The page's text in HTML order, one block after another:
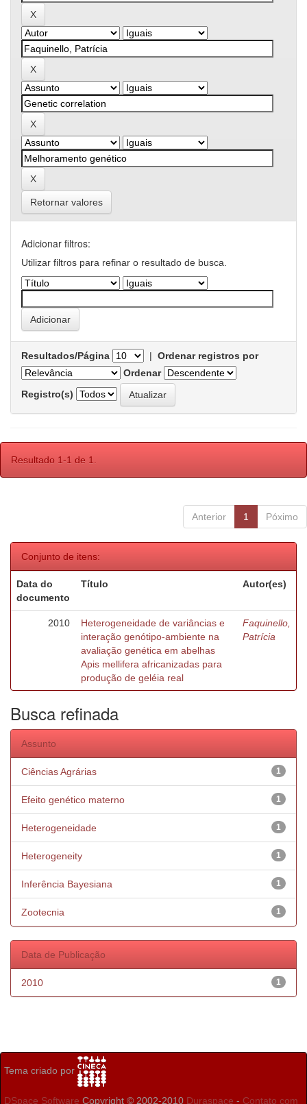
Retornar valores
Adicionar filtros:
Utilizar filtros para refinar o resultado de busca.
Resultados/Página | Ordenar registros por
Ordenar
Registro(s)
Resultado 1-1 de 1.
Anterior 1 Póximo
Conjunto de itens:
Data do
documento
Título Autor(es)
2010
Heterogeneidade de variâncias e
interação genótipo-ambiente na
avaliação genética em abelhas
Apis mellifera africanizadas para
produção de geléia real
Faquinello,
Patrícia
Busca refinada
Assunto
1
Ciências Agrárias
1
Efeito genético materno
1
Heterogeneidade
1
Heterogeneity
1
Inferência Bayesiana
1
Zootecnia
Data de Publicação
1
2010
Tema criado por
DSpace Software Copyright © 2002-2010 Duraspace - Contato com